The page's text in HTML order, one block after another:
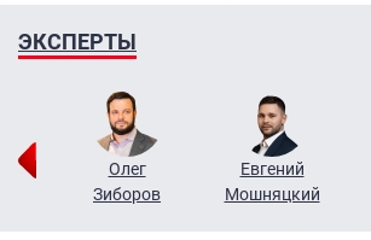
ЭКСПЕРТЫ
Олег
Зиборов
Евгений
Мошняцкий